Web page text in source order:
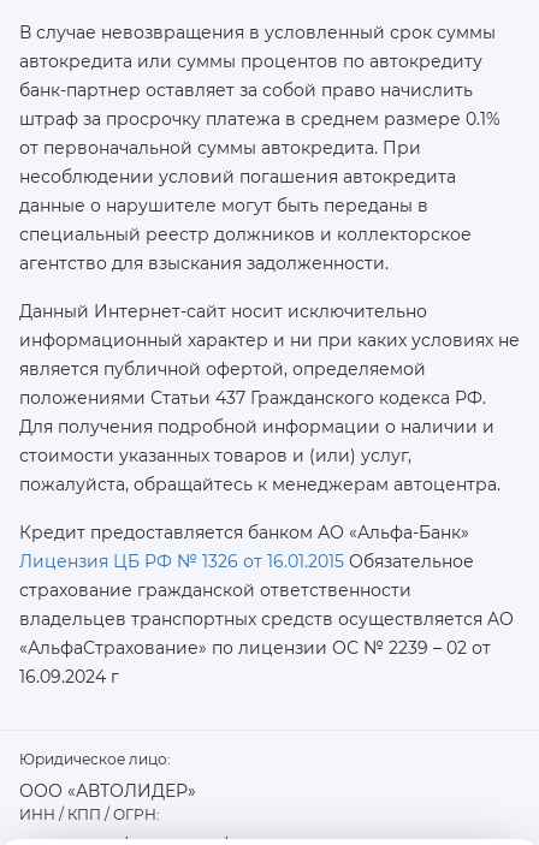
В случае невозвращения в условленный срок суммы
автокредита или суммы процентов по автокредиту
банк-партнер оставляет за собой право начислить
штраф за просрочку платежа в среднем размере 0.1%
от первоначальной суммы автокредита. При
несоблюдении условий погашения автокредита
данные о нарушителе могут быть переданы в
специальный реестр должников и коллекторское
агентство для взыскания задолженности.
Данный Интернет-сайт носит исключительно
информационный характер и ни при каких условиях не
является публичной офертой, определяемой
положениями Статьи 437 Гражданского кодекса РФ.
Для получения подробной информации о наличии и
стоимости указанных товаров и (или) услуг,
пожалуйста, обращайтесь к менеджерам автоцентра.
Кредит предоставляется банком АО «Альфа-Банк»
Лицензия ЦБ РФ № 1326 от 16.01.2015 Обязательное
страхование гражданской ответственности
владельцев транспортных средств осуществляется AO
«АльфаСтрахование» по лицензии ОС № 2239 – 02 от
16.09.2024 г
Юридическое лицо:
ООО «АВТОЛИДЕР»
ИНН / КПП / ОГРН: